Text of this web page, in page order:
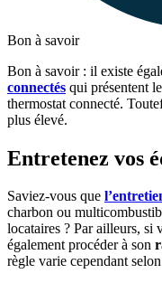
Bon à savoir
Bon à savoir : il existe
connectés qui présentent
thermostat connecté.
plus élevé.
Entretenez vos
Saviez-vous que
charbon ou
locataires ? Par ailleurs, si
également procéder à son
règle varie cependant